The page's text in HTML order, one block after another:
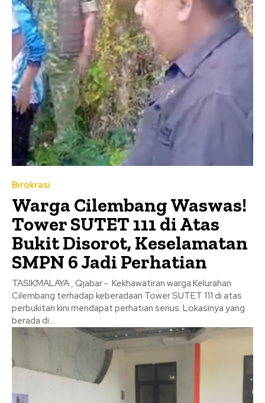
Birokrasi
Warga Cilembang Waswas!
Tower SUTET 111 di Atas
Bukit Disorot, Keselamatan
SMPN 6 Jadi Perhatian
TASIKMALAYA , Qjabar - Kekhawatiran warga Kelurahan
Cilembang terhadap keberadaan Tower SUTET 111 di atas
perbukitan kini mendapat perhatian serius. Lokasinya yang
berada di...